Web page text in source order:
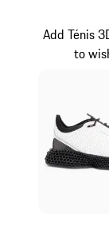
Add Ténis
to